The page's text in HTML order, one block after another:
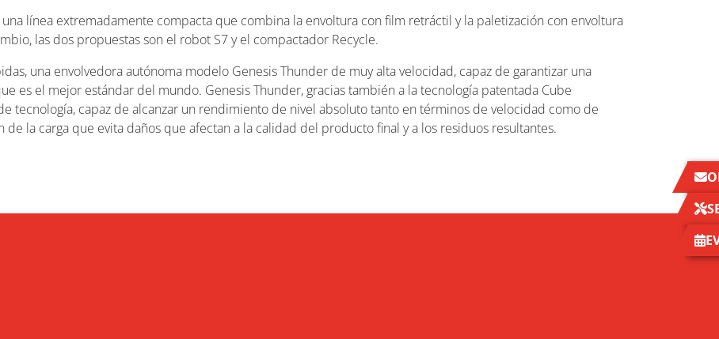
línea extremadamente compacta que combina la envoltura con film retráctil y la paletización con envoltura
las dos propuestas son el robot S7 y el compactador Recycle.
una envolvedora autónoma modelo Genesis Thunder de muy alta velocidad, capaz de garantizar una
es el mejor estándar del mundo. Genesis Thunder, gracias también a la tecnología patentada Cube
tecnología, capaz de alcanzar un rendimiento de nivel absoluto tanto en términos de velocidad como de
la carga que evita daños que afectan a la calidad del producto final y a los residuos resultantes.